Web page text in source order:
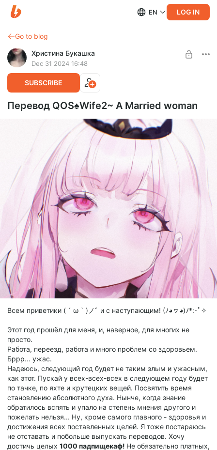
EN LOG IN
Go to blog
Христина Букашка
Dec 31 2024 16:48
SUBSCRIBE
Перевод QOS♠Wife2~ A Married woman
Всем приветики ( ´ ω ` )ノﾞ и с наступающим! (ﾉ◕ヮ◕)ﾉ*:･ﾟ✧
Этот год прошёл для меня, и, наверное, для многих не
просто.
Работа, переезд, работа и много проблем со здоровьем.
Бррр... ужас.
Надеюсь, следующий год будет не таким злым и ужасным,
как этот. Пускай у всех-всех-всех в следующем году будет
по тачке, по яхте и крутецких вещей. Посвятить время
становлению абсолютного духа. Нынче, когда знание
обратилось вспять и упало на степень мнения другого и
пожелать нельзя... Ну, кроме самого главного - здоровья и
достижения всех поставленных целей. Я тоже постараюсь
не отставать и побольше выпускать переводов. Хочу
достичь целых 1000 падпищекаф! Не обязательно платных,